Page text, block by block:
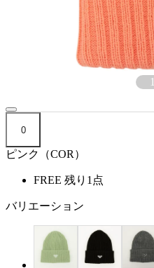
1
0
ピンク（COR）
FREE 残り1点
バリエーション